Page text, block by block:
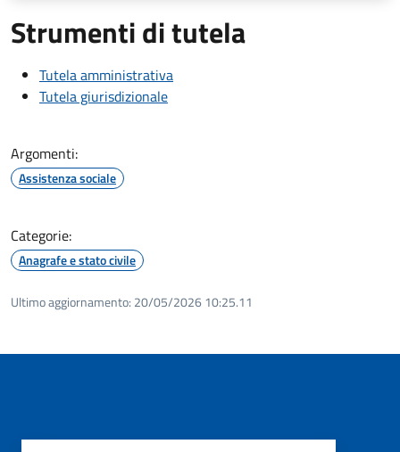
Strumenti di tutela
Tutela amministrativa
Tutela giurisdizionale
Argomenti:
Assistenza sociale
Categorie:
Anagrafe e stato civile
Ultimo aggiornamento: 20/05/2026 10:25.11